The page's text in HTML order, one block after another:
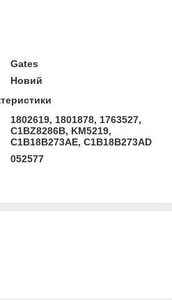
Gates
Новий
1802619, 1801878, 1763527,
C1BZ8286B, KM5219,
C1B18B273AE, C1B18B273AD
052577